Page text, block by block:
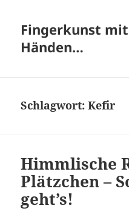
Fingerkunst
Händen…
Schlagwort:Kefir
Himmlische
Plätzchen –
geht’s!